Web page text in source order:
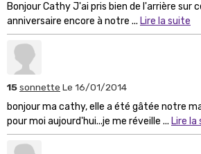
Bonjour Cathy J'ai pris bien de l'arrière sur
anniversaire encore à notre ... Lire la suite
15sonnette Le 16/01/2014
bonjour ma cathy, elle a été gâtée notre
pour moi aujourd'hui...je me réveille ... Lire la